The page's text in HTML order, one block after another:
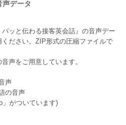
声データ
ッと伝わる接客英会話』の音声デー
ださい。ZIP形式の圧縮ファイルで
声をご用意しています。
声
の音声
」がついています)